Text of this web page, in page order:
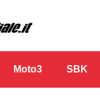
Moto3 SBK